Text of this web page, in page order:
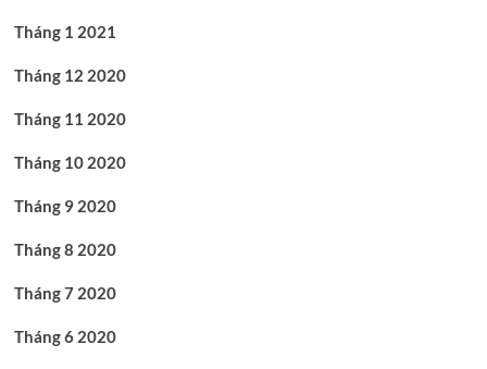
Tháng 1 2021
Tháng 12 2020
Tháng 11 2020
Tháng 10 2020
Tháng 9 2020
Tháng 8 2020
Tháng 7 2020
Tháng 6 2020